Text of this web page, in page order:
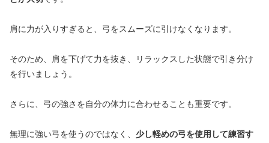
肩に力が入りすぎると、弓をスムーズに引けなくなります。
そのため、肩を下げて力を抜き、リラックスした状態で引き分け
を行いましょう。
さらに、弓の強さを自分の体力に合わせることも重要です。
無理に強い弓を使うのではなく、 少し軽めの弓を使用して練習す